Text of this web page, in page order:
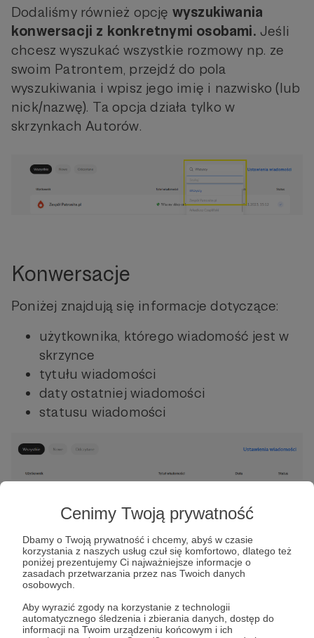
Cenimy Twoją prywatność
Dbamy o Twoją prywatność i chcemy, abyś w czasie
korzystania z naszych usług czuł się komfortowo, dlatego też
poniżej prezentujemy Ci najważniejsze informacje o
zasadach przetwarzania przez nas Twoich danych
osobowych.
Aby wyrazić zgody na korzystanie z technologii
automatycznego śledzenia i zbierania danych, dostęp do
informacji na Twoim urządzeniu końcowym i ich
Dodaliśmy również opcję wyszukiwania
konwersacji z konkretnymi osobami. Jeśli
chcesz wyszukać wszystkie rozmowy np. ze
swoim Patrontem, przejdź do pola
wyszukiwania i wpisz jego imię i nazwisko (lub
nick/nazwę). Ta opcja działa tylko w
skrzynkach Autorów.
Konwersacje
Poniżej znajdują się informacje dotyczące:
użytkownika, którego wiadomość jest w
skrzynce
tytułu wiadomości
daty ostatniej wiadomości
statusu wiadomości
Wyróżniamy 3 statusy wiadomości:
Nieodczytane wiadomości
Odczytane (możesz oznaczyć wiadomość
jako nieprzeczytaną, żeby np. wrócić do
niej później)
Odpowiedziane